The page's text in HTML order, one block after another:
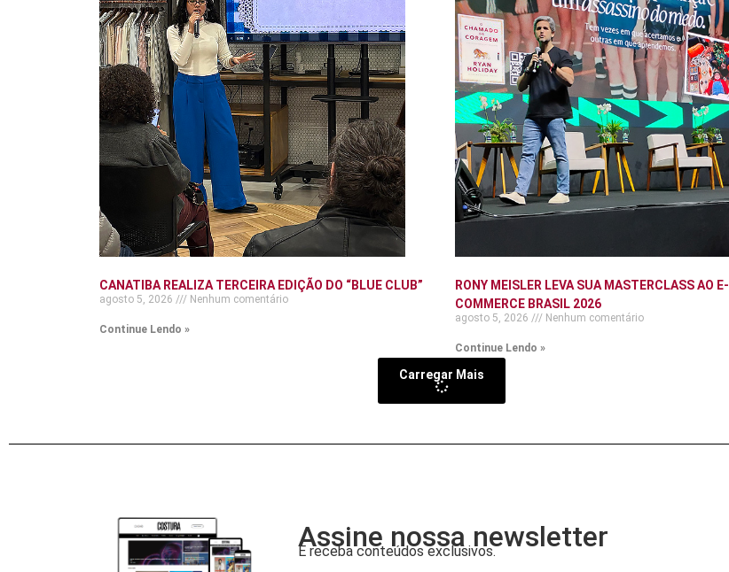
CANATIBA REALIZA TERCEIRA EDIÇÃO DO “BLUE CLUB”
agosto 5, 2026 Nenhum comentário
Continue Lendo »
RONY MEISLER LEVA SUA MASTERCLASS AO E-
COMMERCE BRASIL 2026
agosto 5, 2026 Nenhum comentário
Continue Lendo »
Carregar Mais
Assine nossa newsletter
E receba conteúdos exclusivos.